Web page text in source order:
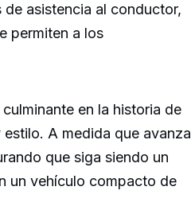
asistencia al conductor,
permiten a los
en la historia de
A medida que avanza
que siga siendo un
un vehículo compacto de